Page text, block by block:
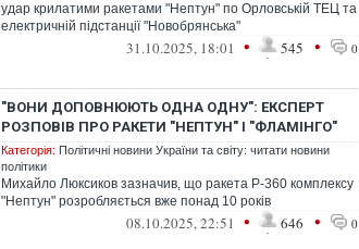
удар крилатими ракетами "Нептун" по Орловській ТЕЦ та
електричній підстанції "Новобрянська"
31.10.2025, 18:01 • 545 • 0
"ВОНИ ДОПОВНЮЮТЬ ОДНА ОДНУ": ЕКСПЕРТ
РОЗПОВІВ ПРО РАКЕТИ "НЕПТУН" І "ФЛАМІНГО"
Категорія: Політичні новини України та світу: читати новини
політики
Михайло Люксиков зазначив, що ракета Р-360 комплексу
"Нептун" розробляється вже понад 10 років
08.10.2025, 22:51 • 646 • 0